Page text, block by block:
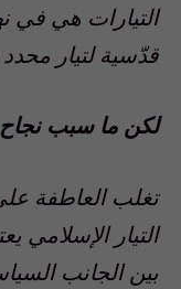
التيارات هي في
قدّسية لتيار
لكن ما سبب نجاح
تغلب العاطفة
التيار الإسلامي
بين الجانب